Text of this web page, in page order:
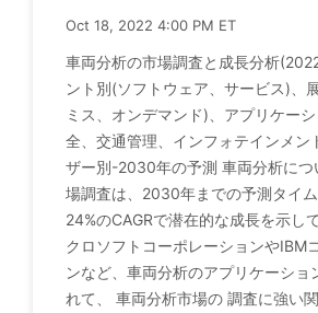
Oct 18, 2022 4:00 PM ET
車両分析の市場調査と成長分析
ント別(ソフトウェア、サービス)、
ミス、オンデマンド)、アプリケー
全、交通管理、インフォテインメン
ザー別-2030年の予測 車両分析につ
場調査は、2030年までの予測タイ
24%のCAGRで潜在的な成長を示し
クロソフトコーポレーションやIBM
ンなど、車両分析のアプリケーショ
れて、 車両分析市場の 調査に強い